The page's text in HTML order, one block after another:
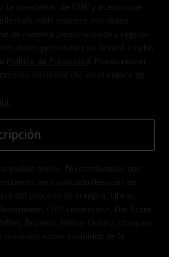
la newsletter de EMP y acepto que
mbH procese mis datos
de manera personalizada y regular
datos personales se llevará a cabo
Política de Privacidad . Puedo retirar
haciendo clic en el enlace de
online. No combinable con
será aplicado después de
del proceso de compra. Libros,
(Till) Lindemann, Die Ärzte,
Broilers, Böhse Onkelz, cheques-
están excluidos de la